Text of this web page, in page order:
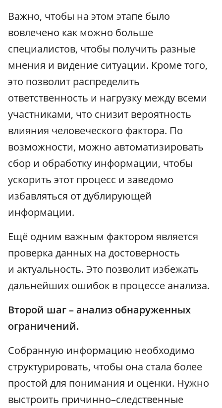
Важно, чтобы на этом этапе было
вовлечено как можно больше
специалистов, чтобы получить разные
мнения и видение ситуации. Кроме того,
это позволит распределить
ответственность и нагрузку между всеми
участниками, что снизит вероятность
влияния человеческого фактора. По
возможности, можно автоматизировать
сбор и обработку информации, чтобы
ускорить этот процесс и заведомо
избавляться от дублирующей
информации.
Ещё одним важным фактором является
проверка данных на достоверность
и актуальность. Это позволит избежать
дальнейших ошибок в процессе анализа.
Второй шаг – анализ обнаруженных
ограничений.
Собранную информацию необходимо
структурировать, чтобы она стала более
простой для понимания и оценки. Нужно
выстроить причинно–следственные